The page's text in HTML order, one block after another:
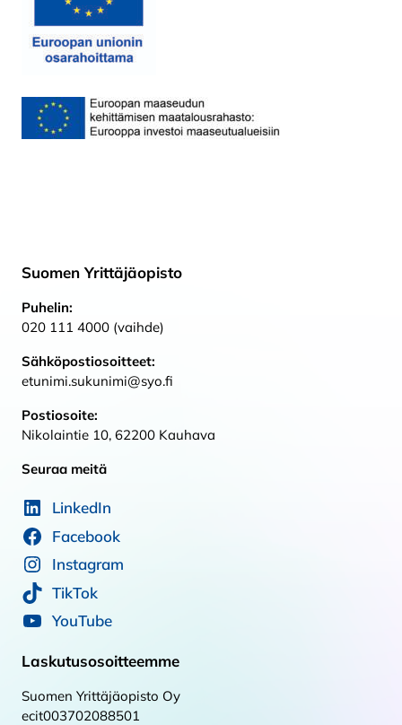
Suomen Yrittäjäopisto
Puhelin:
020 111 4000 (vaihde)
Sähköpostiosoitteet:
etunimi.sukunimi@syo.fi
Postiosoite:
Nikolaintie 10, 62200 Kauhava
Seuraa meitä
LinkedIn
Facebook
Instagram
TikTok
YouTube
Laskutusosoitteemme
Suomen Yrittäjäopisto Oy
ecit003702088501